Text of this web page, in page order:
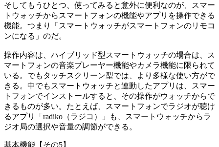
そしてもうひとつ、使ってみると意外に便利なのが、スマー
トウォッチからスマートフォンの機能やアプリを操作できる
機能。つまり「スマートウォッチがスマートフォンのリモコ
ンになる」のだ。
操作内容は、ハイブリッド型スマートウォッチの場合は、ス
マートフォンの音楽プレーヤー機能やカメラ機能に限られて
いる。でもタッチスクリーン型では、より多様な使い方がで
きる。中でもスマートウォッチと連動したアプリは、スマー
トフォンでインストールすると、その操作がウォッチからで
きるものが多い。たとえば、スマートフォンでラジオが聴け
るアプリ「radiko（ラジコ）」も、スマートウォッチからラ
ジオ局の選択や音量の調節ができる。
基本機能【その5】